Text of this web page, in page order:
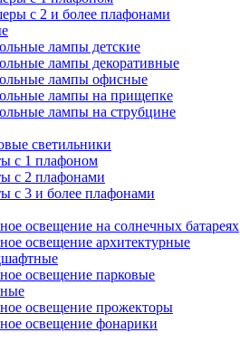
с 2 и более плафонами
лампы детские
лампы декоративные
лампы офисные
лампы на прищепке
лампы на струбцине
светильники
с 1 плафоном
с 2 плафонами
с 3 и более плафонами
освещение на солнечных батареях
освещение архитектурные
освещение парковые
освещение прожекторы
освещение фонарики